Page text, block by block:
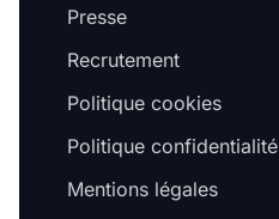
Presse
Recrutement
Politique cookies
Politique confidentialité
Mentions légales